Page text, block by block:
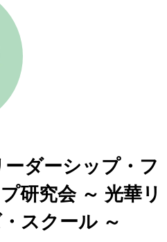
ダーシップ・フ
研究会 ～ 光華リ
スクール ～